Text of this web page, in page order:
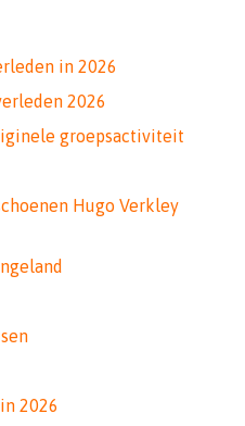
in 2026
2026
groepsactiviteit
Hugo Verkley
2026